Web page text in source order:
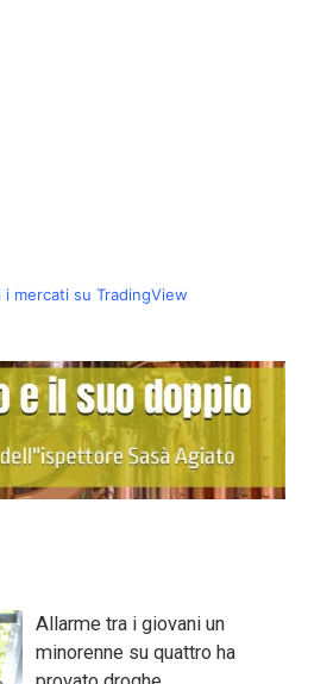
mercati su TradingView
Allarme tra i giovani un
minorenne su quattro ha